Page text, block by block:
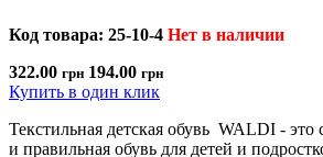
Код товара: 25-10-4 Нет в наличии
322.00 грн 194.00 грн
Купить в один клик
Текстильная детская обувь WALDI - это
и правильная обувь для детей и